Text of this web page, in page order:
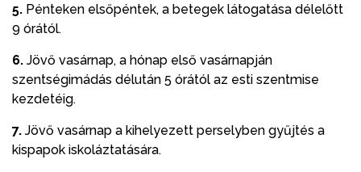
5. Pénteken elsőpéntek, a betegek látogatása délelőtt
9 órától.
6. Jövő vasárnap, a hónap első vasárnapján
szentségimádás délután 5 órától az esti szentmise
kezdetéig.
7. Jövő vasárnap a kihelyezett perselyben gyűjtés a
kispapok iskoláztatására.